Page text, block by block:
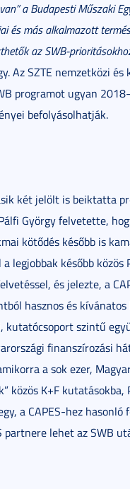
a Budapesti Műszaki
és más alkalmazott
az SWB-
Az SZTE nemzetközi
programot ugyan
befolyásolhatják.
két jelölt is beiktatta
György felvetette,
kötődés később is
legjobbak később közös
és jelezte, a
hasznos és
kutatócsoport szintű
finanszírozási
a sok ezer,
közös K+F kutatásokba,
a CAPES-hez
lehet az SWB